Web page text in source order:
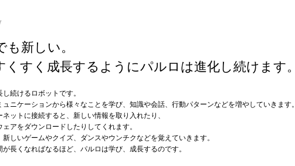
も新しい。
くすく成長するようにパルロは進化し続けます。
続けるロボットです。
ュニケーションから様々なことを学び、知識や会話、行動パターンなどを増やしていきます。
ネットに接続すると、新しい情報を取り入れたり、
アをダウンロードしたりしてくれます。
新しいゲームやクイズ、ダンスやウンチクなどを覚えていきます。
長くなればなるほど、パルロは学び、成長するのです。